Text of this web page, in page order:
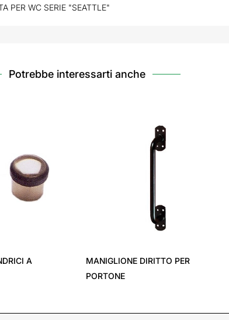
PER WC SERIE "SEATTLE"
Potrebbe interessarti anche
A
MANIGLIONE DIRITTO PER
PORTONE